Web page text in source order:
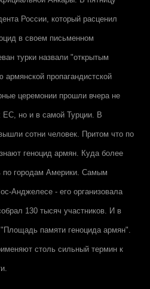
России, который расценил
в своем письменном
турки назвали "открытым
пропагандистской
церемонии прошли вчера не
ЕС, но и в самой Турции. В
сотни человек. Притом что по
геноцид армян. Куда более
по городам Америки. Самым
Анджелесе - его организовала
130 тысяч участников. И в
памяти геноцида армян".
столь сильный термин к